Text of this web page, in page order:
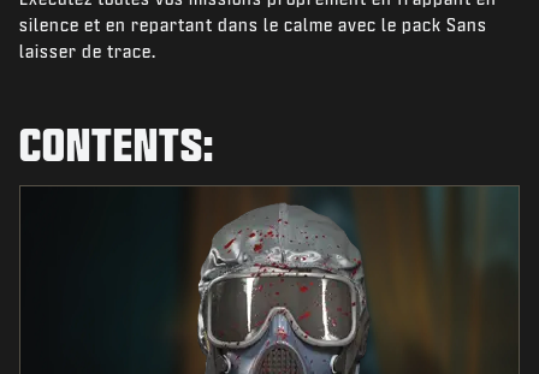
NIEUWS
STORE
SUPPORT
silence et en repartant dans le calme avec le pack Sans
laisser de trace.
CONTENTS: